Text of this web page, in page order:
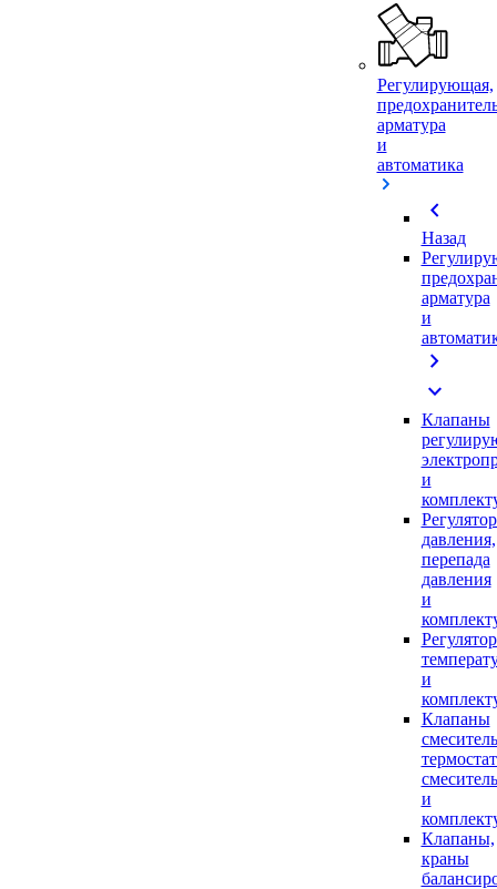
Регулирующая,
арматура
и
автоматика
chevron_left
Назад
арматура
и
chevron_right
expand_more
Клапаны
и
давления,
перепада
давления
и
и
Клапаны
и
Клапаны,
краны